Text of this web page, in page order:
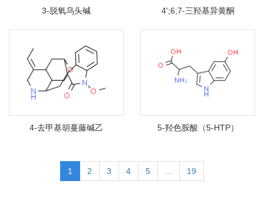
3-脱氧乌头碱 4';6;7-三羟基异黄酮
4-去甲基胡蔓藤碱乙 5-羟色胺酸（5-HTP）
1 2 3 4 5 19